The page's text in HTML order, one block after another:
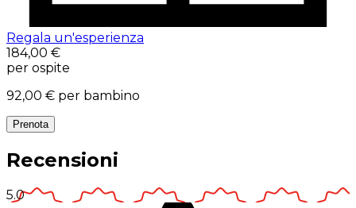
Regala un'esperienza
184,00 €
per ospite
92,00 € per bambino
Prenota
Recensioni
5.0